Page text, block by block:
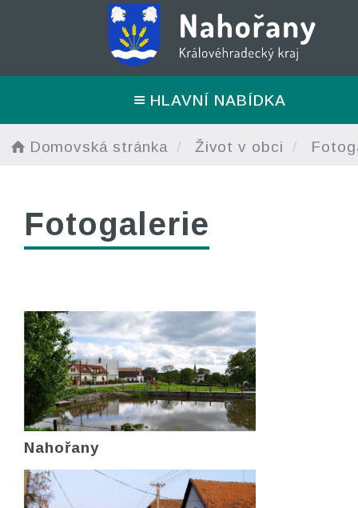
HLAVNÍ NABÍDKA
Domovská stránka Život v obci
Fotogalerie
Nahořany